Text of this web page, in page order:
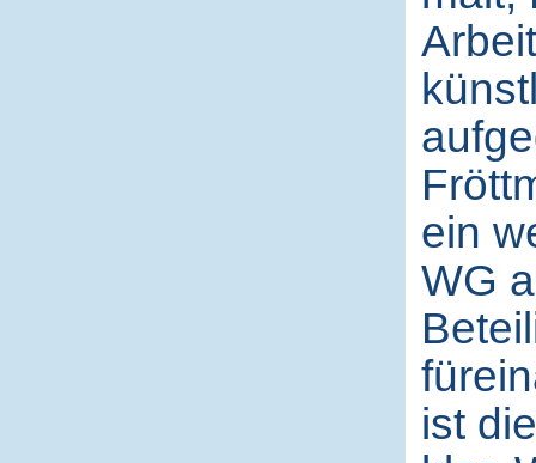
ein
WG
ist